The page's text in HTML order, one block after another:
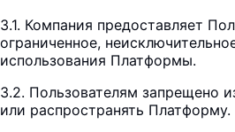
3.1. Компания предоставляет
ограниченное,
использования Платформы.
3.2. Пользователям запрещено
или распространять Платформу.